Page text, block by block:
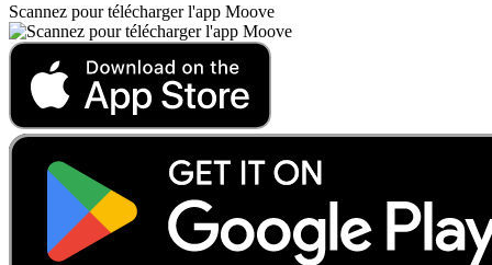
Scannez pour télécharger l'app Moove